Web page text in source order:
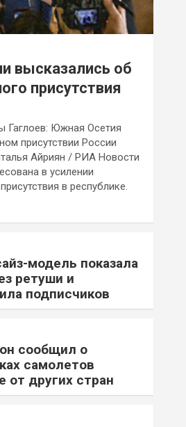
высказались об
присутствия
Гаглоев: Южная Осетия
присутствии России
Айриян / РИА Новости
в усилении
в республике.
модель показала
ретуши и
подписчиков
сообщил о
самолетов
от других стран